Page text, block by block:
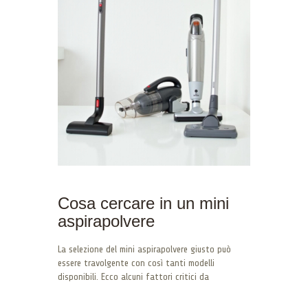
Cosa cercare in un mini
aspirapolvere
La selezione del mini aspirapolvere giusto può
essere travolgente con così tanti modelli
disponibili. Ecco alcuni fattori critici da